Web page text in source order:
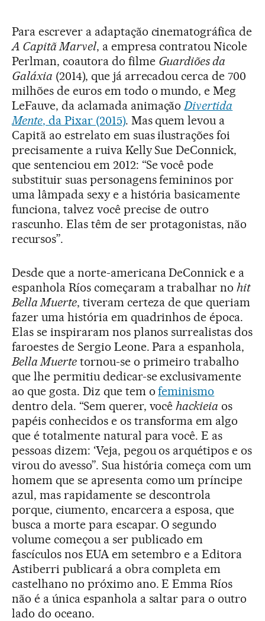
Para escrever a adaptação cinematográfica de
A Capitã Marvel, a empresa contratou Nicole
Perlman, coautora do filme Guardiões da
Galáxia (2014), que já arrecadou cerca de 700
milhões de euros em todo o mundo, e Meg
LeFauve, da aclamada animaçãoDivertida
Mente, da Pixar (2015). Mas quem levou a
Capitã ao estrelato em suas ilustrações foi
precisamente a ruiva Kelly Sue DeConnick,
que sentenciou em 2012: “Se você pode
substituir suas personagens femininos por
uma lâmpada sexy e a história basicamente
funciona, talvez você precise de outro
rascunho. Elas têm de ser protagonistas, não
recursos”.
Desde que a norte-americana DeConnick e a
espanhola Ríos começaram a trabalhar nohit
Bella Muerte, tiveram certeza de que queriam
fazer uma história em quadrinhos de época.
Elas se inspiraram nos planos surrealistas dos
faroestes de Sergio Leone. Para a espanhola,
Bella Muertetornou-se o primeiro trabalho
que lhe permitiu dedicar-se exclusivamente
ao que gosta. Diz que tem ofeminismo
dentro dela. “Sem querer, vocêhackieia os
papéis conhecidos e os transforma em algo
que é totalmente natural para você. E as
pessoas dizem: ‘Veja, pegou os arquétipos e os
virou do avesso”. Sua história começa com um
homem que se apresenta como um príncipe
azul, mas rapidamente se descontrola
porque, ciumento, encarcera a esposa, que
busca a morte para escapar. O segundo
volume começou a ser publicado em
fascículos nos EUA em setembro e a Editora
Astiberri publicará a obra completa em
castelhano no próximo ano. E Emma Ríos
não é a única espanhola a saltar para o outro
lado do oceano.